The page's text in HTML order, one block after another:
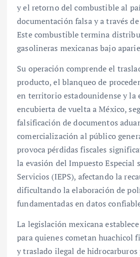
y el retorno del combustible al
documentación falsa y a través
Este combustible termina
gasolineras mexicanas bajo
Su operación comprende el
producto, el blanqueo de
en territorio estadounidense y la
encubierta de vuelta a México,
falsificación de documentos
comercialización al público
provoca pérdidas fiscales
la evasión del Impuesto Especial
Servicios (IEPS), afectando la
dificultando la elaboración de
fundamentadas en datos
La legislación mexicana
para quienes cometan huachicol
y traslado ilegal de hidrocarburos